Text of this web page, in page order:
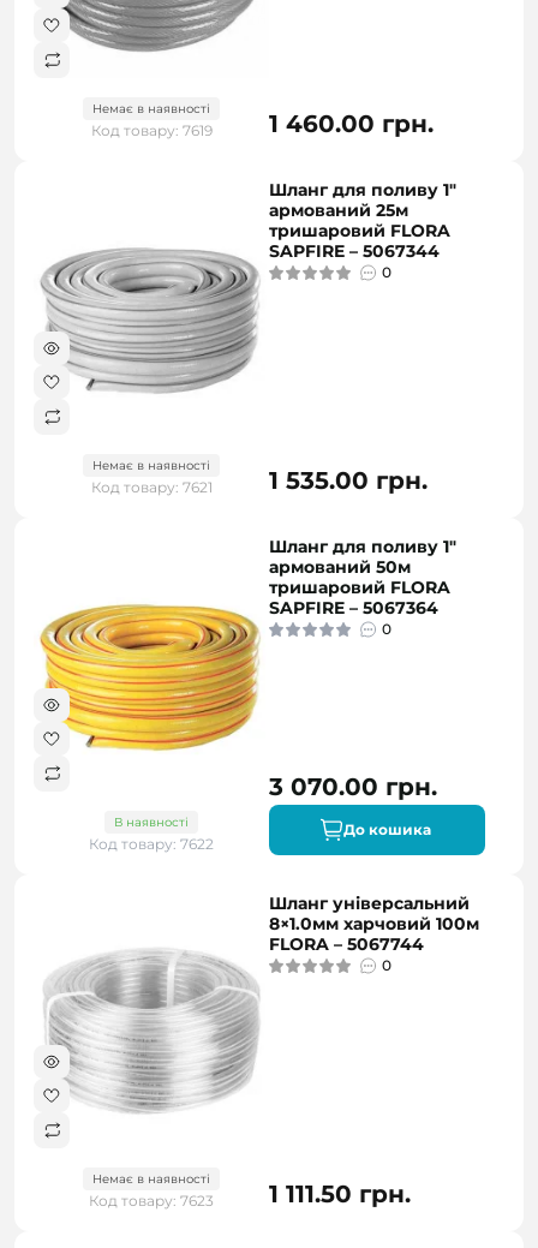
Немає в наявності
Код товару: 7619 1 460.00 грн.
Немає в наявності
Код товару: 7621
Шланг для поливу 1"
армований 25м
тришаровий FLORA
SAPFIRE – 5067344
0
1 535.00 грн.
В наявності
Код товару: 7622
Шланг для поливу 1"
армований 50м
тришаровий FLORA
SAPFIRE – 5067364
0
3 070.00 грн.
До кошика
Немає в наявності
Код товару: 7623
Шланг універсальний
8×1.0мм харчовий 100м
FLORA – 5067744
0
1 111.50 грн.